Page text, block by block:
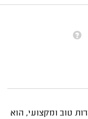
טוב ומקצועי, הוא